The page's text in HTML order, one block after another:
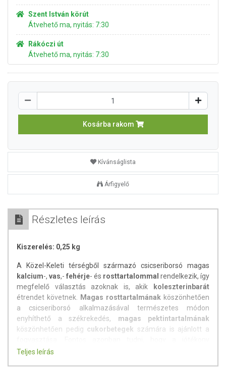
Szent István körút
Átvehető ma, nyitás: 7:30
Rákóczi út
Átvehető ma, nyitás: 7:30
Kosárba rakom
Kívánságlista
Árfigyelő
Részletes leírás
Kiszerelés: 0,25 kg
A Közel-Keleti térségből származó csicseriborsó magas
kalcium-, vas,- fehérje- és rosttartalommal rendelkezik, így
megfelelő választás azoknak is, akik
koleszterinbarát
étrendet követnek.
Magas rosttartalmának köszönhetően
a csicseriborsó alkalmazásával természetes módon
enyhíthető a székrekedés, magas pektintartalmának
köszönhetően pedig cukorbetegek számára is ajánlott a
hatásokkal rendelkező csicseriborsó
Teljes leírás